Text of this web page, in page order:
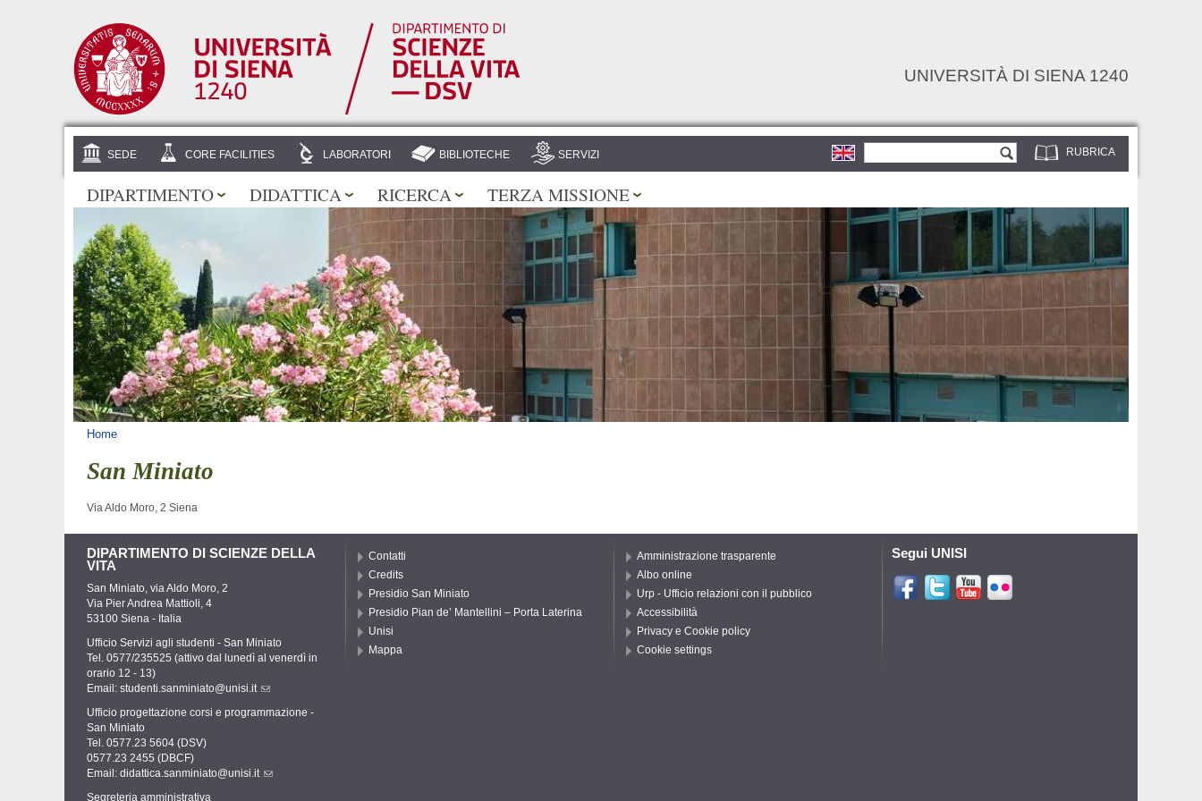
UNIVERSITÀ DI SIENA 1240
RUBRICA
Form di ricerca
SEDE CORE FACILITIES LABORATORI BIBLIOTECHE SERVIZI
DIPARTIMENTO DIDATTICA RICERCA TERZA MISSIONE
Tu sei qui
Home
San Miniato
Via Aldo Moro, 2 Siena
DIPARTIMENTO DI SCIENZE DELLA
VITA
San Miniato, via Aldo Moro, 2
Via Pier Andrea Mattioli, 4
53100 Siena - Italia
Ufficio Servizi agli studenti - San Miniato
Tel. 0577/235525 (attivo dal lunedì al venerdì in
orario 12 - 13)
Email: studenti.sanminiato@unisi.it
Ufficio progettazione corsi e programmazione -
San Miniato
Tel. 0577.23 5604 (DSV)
0577.23 2455 (DBCF)
Email: didattica.sanminiato@unisi.it
Segreteria amministrativa
Contatti
Credits
Presidio San Miniato
Presidio Pian de’ Mantellini – Porta Laterina
Unisi
Mappa
Amministrazione trasparente
Albo online
Urp - Ufficio relazioni con il pubblico
Accessibilità
Privacy e Cookie policy
Cookie settings
Segui UNISI